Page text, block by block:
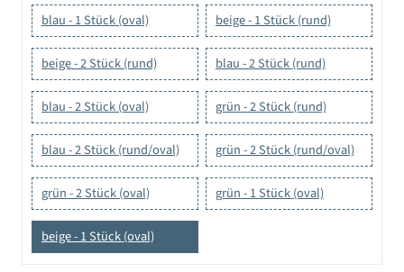
blau - 1 Stück (oval) beige - 1 Stück (rund)
beige - 2 Stück (rund) blau - 2 Stück (rund)
blau - 2 Stück (oval) grün - 2 Stück (rund)
blau - 2 Stück (rund/oval) grün - 2 Stück (rund/oval)
grün - 2 Stück (oval) grün - 1 Stück (oval)
beige - 1 Stück (oval)